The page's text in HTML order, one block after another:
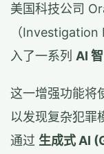
美国科技公司
（Investigation
入了一系列 AI
这一增强功能将
以发现复杂犯罪
通过 生成式 AI